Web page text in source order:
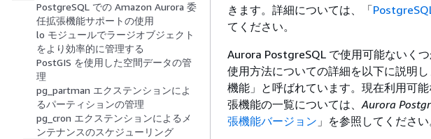
PostgreSQL での Amazon Aurora 委
任拡張機能サポートの使用
lo モジュールでラージオブジェクト
をより効率的に管理する
PostGIS を使用した空間データの管
理
pg_partman エクステンションによ
るパーティションの管理
pg_cron エクステンションによるメ
ンテナンスのスケジューリング
きます。詳細については、「
てください。
Aurora PostgreSQL で使用可能ないく
使用方法についての詳細を以下に説明
機能」と呼ばれています。現在利用可
張機能の一覧については、Aurora
張機能バージョン 」を参照してください